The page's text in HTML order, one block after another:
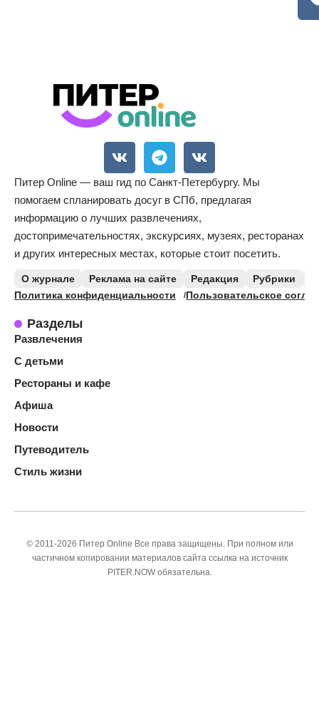
Питер Online — ваш гид по Санкт-Петербургу. Мы
помогаем спланировать досуг в СПб, предлагая
информацию о лучших развлечениях,
достопримечательностях, экскурсиях, музеях, ресторанах
и других интересных местах, которые стоит посетить.
О журнале Реклама на сайте Редакция Рубрики
Политика конфиденциальности
Пользовательское
Разделы
Развлечения
С детьми
Рестораны и кафе
Афиша
Новости
Путеводитель
Стиль жизни
© 2011-2026 Питер Online Все права защищены. При полном или
частичном копировании материалов сайта ссылка на источник
PITER.NOW обязательна.